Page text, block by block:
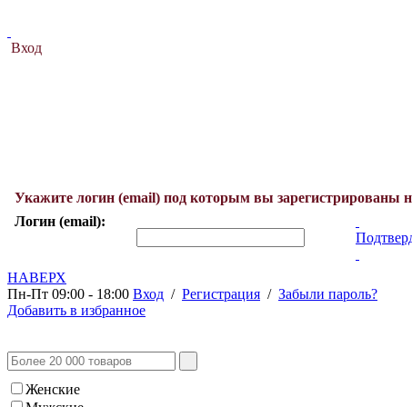
Вход
Укажите логин (email) под которым вы зарегистрированы
Логин (email):
НАВЕРХ
Пн-Пт 09:00 - 18:00 Вход / Регистрация / Забыли пароль?
Добавить в избранное
Женские